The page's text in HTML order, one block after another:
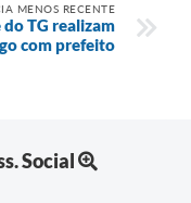
MENOS RECENTE
TG realizam
com prefeito
Social